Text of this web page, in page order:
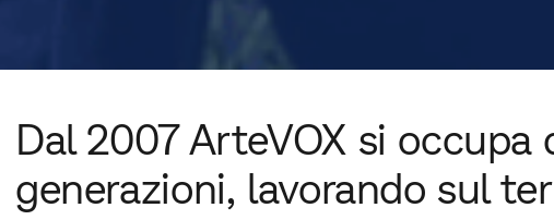
Dal 2007 ArteVOX si
generazioni, lavorando sul